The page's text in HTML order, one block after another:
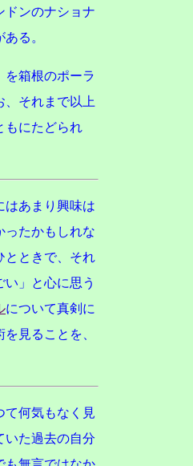
ドンのナショナ
る。
を箱根のポーラ
、それまで以上
もにたどられ
はあまり興味は
ったかもしれな
とときで、それ
」と心に思う
について真剣に
見ることを、
て何気もなく見
いた過去の自分